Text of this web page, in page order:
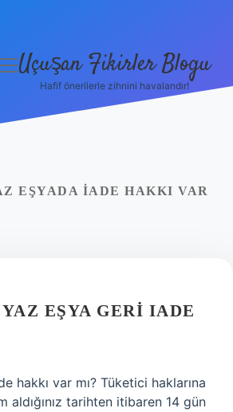
Uçuşan Fikirler Blogu
Hafif önerilerle zihnini havalandır!
EŞYADA IADE HAKKI VAR
EŞYA GERI IADE
hakkı var mı? Tüketici haklarına
aldığınız tarihten itibaren 14 gün